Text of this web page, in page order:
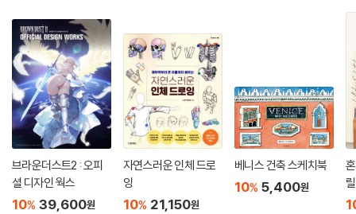
브라운더스트2 : 오피
셜 디자인 웍스
10% 39,600원
자연스러운 인체 드로
잉
10% 21,150원
베니스 건축 스케치북
10% 5,400원